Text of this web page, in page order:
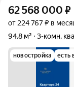
62 568 000 ₽
от 224 767 ₽ в
94,8 м²
3-комн.
новостройка есть